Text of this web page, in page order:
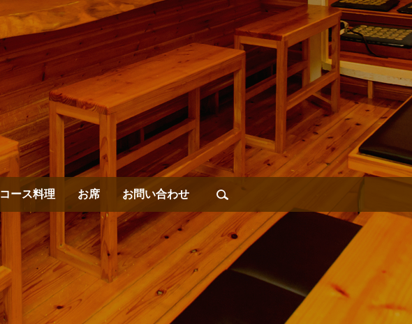
コース料理 お席 お問い合わせ